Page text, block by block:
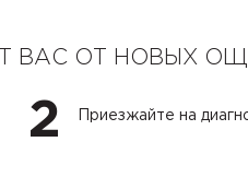
ВАС ОТ НОВЫХ
2 Приезжайте на